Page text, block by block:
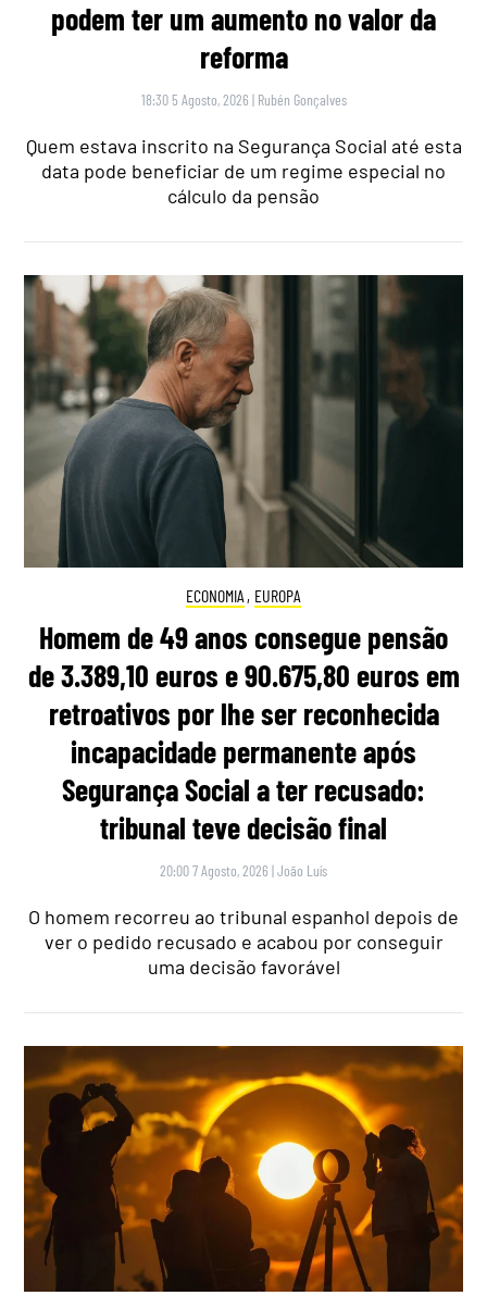
podem ter um aumento no valor da
reforma
18:30 5 Agosto, 2026 | Rubén Gonçalves
Quem estava inscrito na Segurança Social até esta
data pode beneficiar de um regime especial no
cálculo da pensão
ECONOMIA , EUROPA
Homem de 49 anos consegue pensão
de 3.389,10 euros e 90.675,80 euros em
retroativos por lhe ser reconhecida
incapacidade permanente após
Segurança Social a ter recusado:
tribunal teve decisão final
20:00 7 Agosto, 2026 |João Luís
O homem recorreu ao tribunal espanhol depois de
ver o pedido recusado e acabou por conseguir
uma decisão favorável